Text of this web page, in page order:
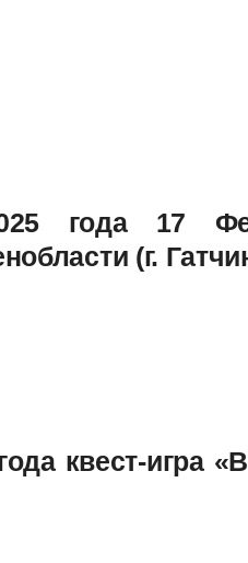
года 17
(г.
квест-игра